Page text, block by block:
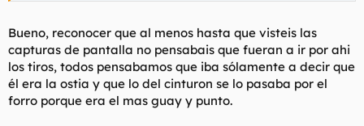
Bueno, reconocer que al menos hasta que visteis las
capturas de pantalla no pensabais que fueran a ir por ahi
los tiros, todos pensabamos que iba sólamente a decir que
él era la ostia y que lo del cinturon se lo pasaba por el
forro porque era el mas guay y punto.